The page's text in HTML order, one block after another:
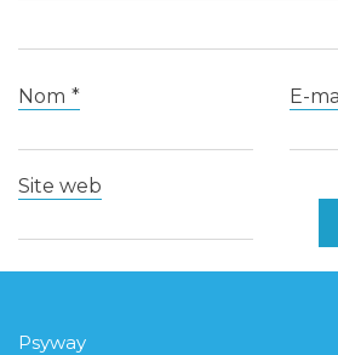
Nom * E-
Site web
Psyway